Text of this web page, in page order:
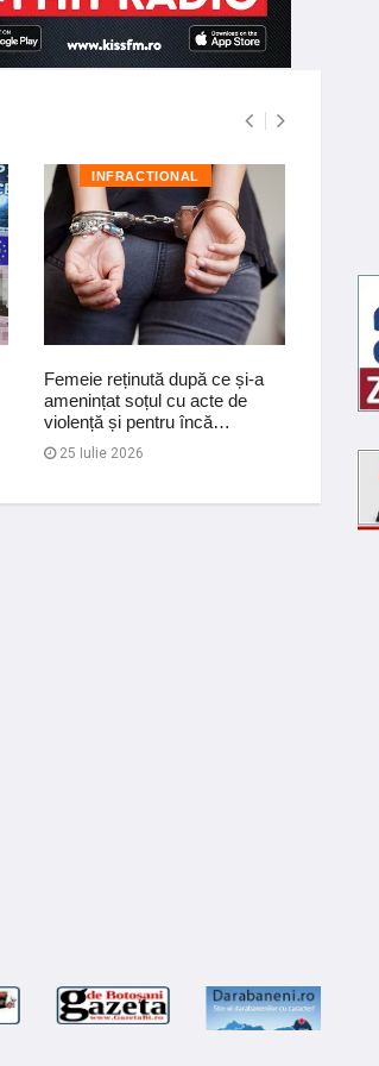
INFRACTIONAL
Femeie reținută după ce și-a
amenințat soțul cu acte de
violență și pentru încă…
25 Iulie 2026
care
31